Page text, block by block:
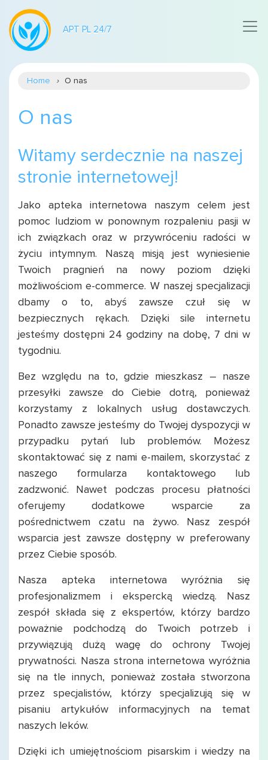
APT PL 24/7
Home O nas
O nas
Witamy serdecznie na naszej
stronie internetowej!
Jako apteka internetowa naszym celem jest
pomoc ludziom w ponownym rozpaleniu pasji w
ich związkach oraz w przywróceniu radości w
życiu intymnym. Naszą misją jest wyniesienie
Twoich pragnień na nowy poziom dzięki
możliwościom e-commerce. W naszej specjalizacji
dbamy o to, abyś zawsze czuł się w
bezpiecznych rękach. Dzięki sile internetu
jesteśmy dostępni 24 godziny na dobę, 7 dni w
tygodniu.
Bez względu na to, gdzie mieszkasz – nasze
przesyłki zawsze do Ciebie dotrą, ponieważ
korzystamy z lokalnych usług dostawczych.
Ponadto zawsze jesteśmy do Twojej dyspozycji w
przypadku pytań lub problemów. Możesz
skontaktować się z nami e-mailem, skorzystać z
naszego formularza kontaktowego lub
zadzwonić. Nawet podczas procesu płatności
oferujemy dodatkowe wsparcie za
pośrednictwem czatu na żywo. Nasz zespół
wsparcia jest zawsze dostępny w preferowany
przez Ciebie sposób.
Nasza apteka internetowa wyróżnia się
profesjonalizmem i ekspercką wiedzą. Nasz
zespół składa się z ekspertów, którzy bardzo
poważnie podchodzą do Twoich potrzeb i
przywiązują dużą wagę do ochrony Twojej
prywatności. Nasza strona internetowa wyróżnia
się na tle innych, ponieważ została stworzona
przez specjalistów, którzy specjalizują się w
pisaniu artykułów informacyjnych na temat
naszych leków.
Dzięki ich umiejętnościom pisarskim i wiedzy na